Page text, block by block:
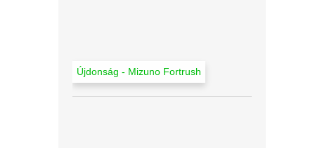
Újdonság - Mizuno Fortrush